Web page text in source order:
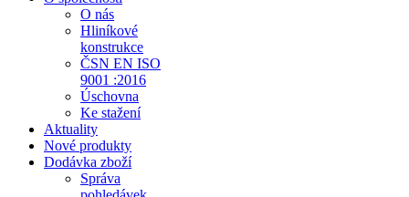
O nás
Hliníkové
konstrukce
ČSN EN ISO
9001 :2016
Úschovna
Ke stažení
Aktuality
Nové produkty
Dodávka zboží
Správa